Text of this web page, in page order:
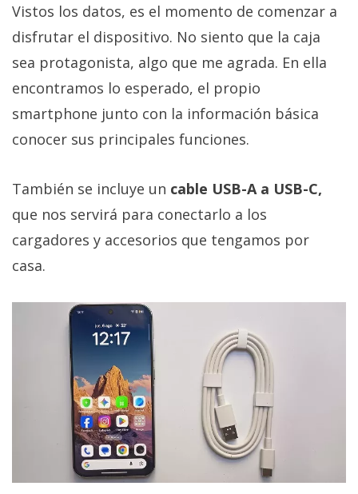
Vistos los datos, es el momento de comenzar a
disfrutar el dispositivo. No siento que la caja
sea protagonista, algo que me agrada. En ella
encontramos lo esperado, el propio
smartphone junto con la información básica
conocer sus principales funciones.
También se incluye un cable USB-A a USB-C,
que nos servirá para conectarlo a los
cargadores y accesorios que tengamos por
casa.